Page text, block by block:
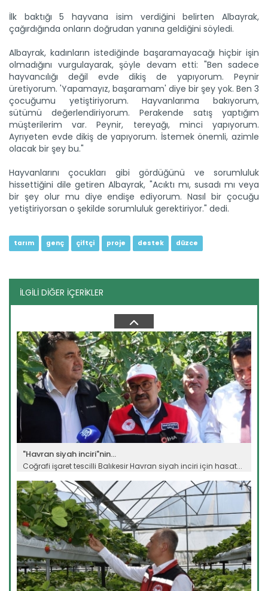
İlk baktığı 5 hayvana isim verdiğini belirten Albayrak,
çağırdığında onların doğrudan yanına geldiğini söyledi.
Albayrak, kadınların istediğinde başaramayacağı hiçbir işin
olmadığını vurgulayarak, şöyle devam etti: "Ben sadece
hayvancılığı değil evde dikiş de yapıyorum. Peynir
üretiyorum. 'Yapamayız, başaramam' diye bir şey yok. Ben 3
çocuğumu yetiştiriyorum. Hayvanlarıma bakıyorum,
sütümü değerlendiriyorum. Perakende satış yaptığım
müşterilerim var. Peynir, tereyağı, minci yapıyorum.
Ayrıyeten evde dikiş de yapıyorum. İstemek önemli, azimle
olacak bir şey bu."
Hayvanlarını çocukları gibi gördüğünü ve sorumluluk
hissettiğini dile getiren Albayrak, "Acıktı mı, susadı mı veya
bir şey olur mu diye endişe ediyorum. Nasıl bir çocuğu
yetiştiriyorsan o şekilde sorumluluk gerektiriyor." dedi.
tarım genç çiftçi proje destek düzce
İLGİLİ DİĞER İÇERİKLER
Taşköprü Belediyesince bu yıl 36'ncısı düzenlenen
Uluslararası...
Sulama projesinde sona...
Tarım ve Orman Bakanlığı Devlet Su İşleri Genel
Müdürlüğünün...
Devamını Oku ->
Genç girişimci devlet...
Erzincan’ın Tercan ilçesinde üniversite eğitimini
Devamını Oku ->
"Havran siyah inciri"nin...
Coğrafi işaret tescilli Balıkesir Havran siyah inciri için hasat...
Devamını Oku ->